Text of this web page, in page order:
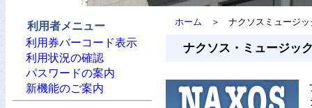
利用者メニュー
利用券バーコード表示
利用状況の確認
パスワードの案内
新機能のご案内
ホーム ＞ ナクソスミュージ
ナクソス・ミュージッ